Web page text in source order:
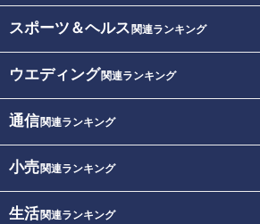
スポーツ＆ヘルス 関連ランキング
ウエディング関連ランキング
通信関連ランキング
小売関連ランキング
生活関連ランキング